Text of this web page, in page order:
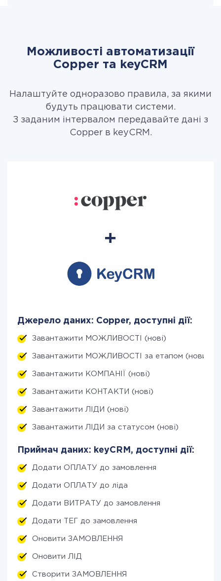
Можливості автоматизації
Copper та keyCRM
Налаштуйте одноразово правила, за якими
будуть працювати системи.
З заданим інтервалом передавайте дані з
Copper в keyCRM.
Джерело даних: Copper, доступні дії:
Завантажити МОЖЛИВОСТІ (нові)
Завантажити МОЖЛИВОСТІ за етапом (новим)
Завантажити КОМПАНІЇ (нові)
Завантажити КОНТАКТИ (нові)
Завантажити ЛІДИ (нові)
Завантажити ЛІДИ за статусом (нові)
Приймач даних: keyCRM, доступні дії:
Додати ОПЛАТУ до замовлення
Додати ОПЛАТУ до ліда
Додати ВИТРАТУ до замовлення
Додати ТЕГ до замовлення
Оновити ЗАМОВЛЕННЯ
Оновити ЛІД
Створити ЗАМОВЛЕННЯ